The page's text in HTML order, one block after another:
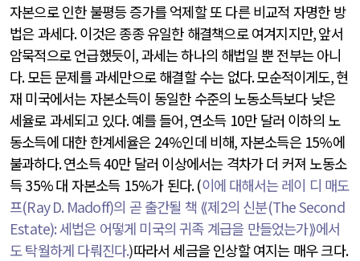
자본으로 인한 불평등 증가를 억제할 또 다른 비교적 자명한 방
법은 과세다.이것은 종종 유일한 해결책으로 여겨지지만,앞서
암묵적으로 언급했듯이,과세는 하나의 해법일 뿐 전부는 아니
다.모든 문제를 과세만으로 해결할 수는 없다.모순적이게도,현
재 미국에서는 자본소득이 동일한 수준의 노동소득보다 낮은
세율로 과세되고 있다.예를 들어,연소득 10만 달러 이하의 노
동소득에 대한 한계세율은 24%인데 비해,자본소득은 15%에
불과하다.연소득40만 달러 이상에서는 격차가 더 커져 노동소
득35%대 자본소득 15%가 된다. (이에 대해서는 레이 디 매도
프(Ray D. Madoff)의 곧 출간될 책 ⟪제2의 신분(The Second
Estate):세법은 어떻게 미국의 귀족 계급을 만들었는가⟫에서
도 탁월하게 다뤄진다.)따라서 세금을 인상할 여지는 매우 크다.